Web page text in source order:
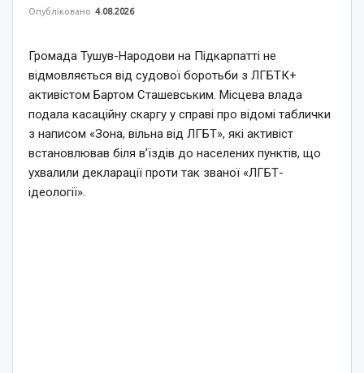
Опубліковано 4.08.2026
Громада Тушув-Народови на Підкарпатті не
відмовляється від судової боротьби з ЛГБТК+
активістом Бартом Сташевським. Місцева влада
подала касаційну скаргу у справі про відомі таблички
з написом «Зона, вільна від ЛГБТ», які активіст
встановлював біля в’їздів до населених пунктів, що
ухвалили декларації проти так званої «ЛГБТ-
ідеології».